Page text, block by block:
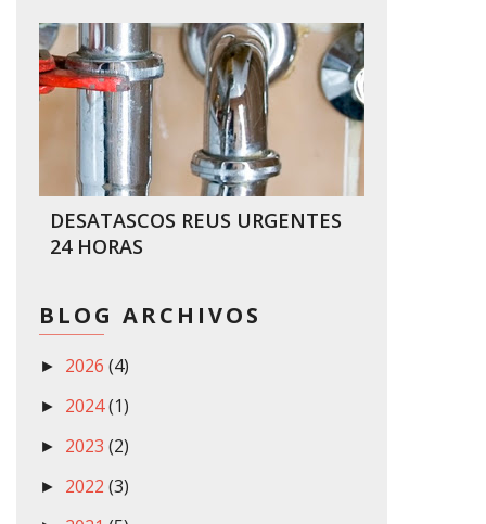
DESATASCOS REUS URGENTES
24 HORAS
BLOG ARCHIVOS
► 2026 (4)
► 2024(1)
► 2023 (2)
► 2022 (3)